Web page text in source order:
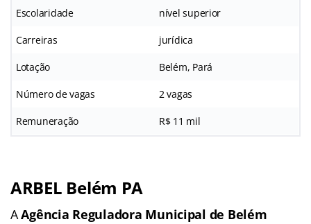
Escolaridade nível superior
Carreiras jurídica
Lotação Belém, Pará
Número de vagas 2 vagas
Remuneração R$ 11 mil
ARBEL Belém PA
AAgência Reguladora Municipal de Belém